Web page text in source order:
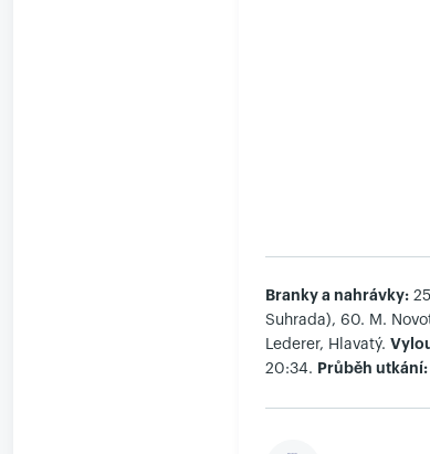
Branky a nahrávky:
Suhrada), 60. M.
Lederer, Hlavatý.
20:34. Průběh utkání: